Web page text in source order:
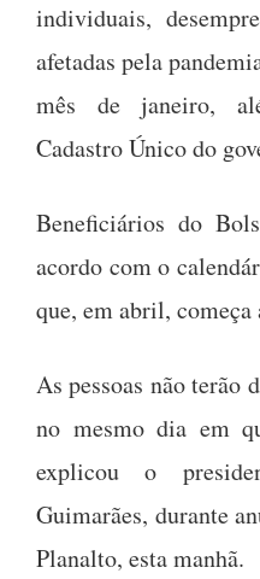
individuais,
afetadas pela
mês de janeiro,
Cadastro Único do
Beneficiários do
acordo com o
que, em abril, começa
As pessoas não terão
no mesmo dia em
explicou o
Guimarães, durante
Planalto, esta manhã.